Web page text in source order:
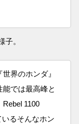
子。
界のホンダ』
では最高峰と
1100
るそんなホン